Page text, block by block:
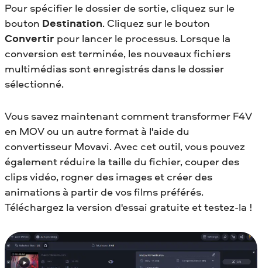
Pour spécifier le dossier de sortie, cliquez sur le
bouton Destination. Cliquez sur le bouton
Convertir pour lancer le processus. Lorsque la
conversion est terminée, les nouveaux fichiers
multimédias sont enregistrés dans le dossier
sélectionné.
Vous savez maintenant comment transformer F4V
en MOV ou un autre format à l'aide du
convertisseur Movavi. Avec cet outil, vous pouvez
également réduire la taille du fichier, couper des
clips vidéo, rogner des images et créer des
animations à partir de vos films préférés.
Téléchargez la version d'essai gratuite et testez-la !